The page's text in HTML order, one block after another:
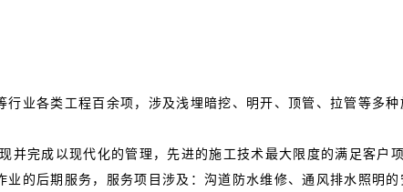
业各类工程百余项，涉及浅埋暗挖、明开、顶管、拉管等多种
完成以现代化的管理，先进的施工技术最大限度的满足客户
的后期服务，服务项目涉及：沟道防水维修、通风排水照明